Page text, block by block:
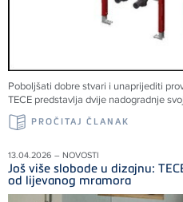
Poboljšati dobre stvari i unaprijediti
TECE predstavlja dvije nadogradnje
PROČITAJ ČLANAK
13.04.2026 – NOVOSTI
Još više slobode u dizajnu:
od lijevanog mramora